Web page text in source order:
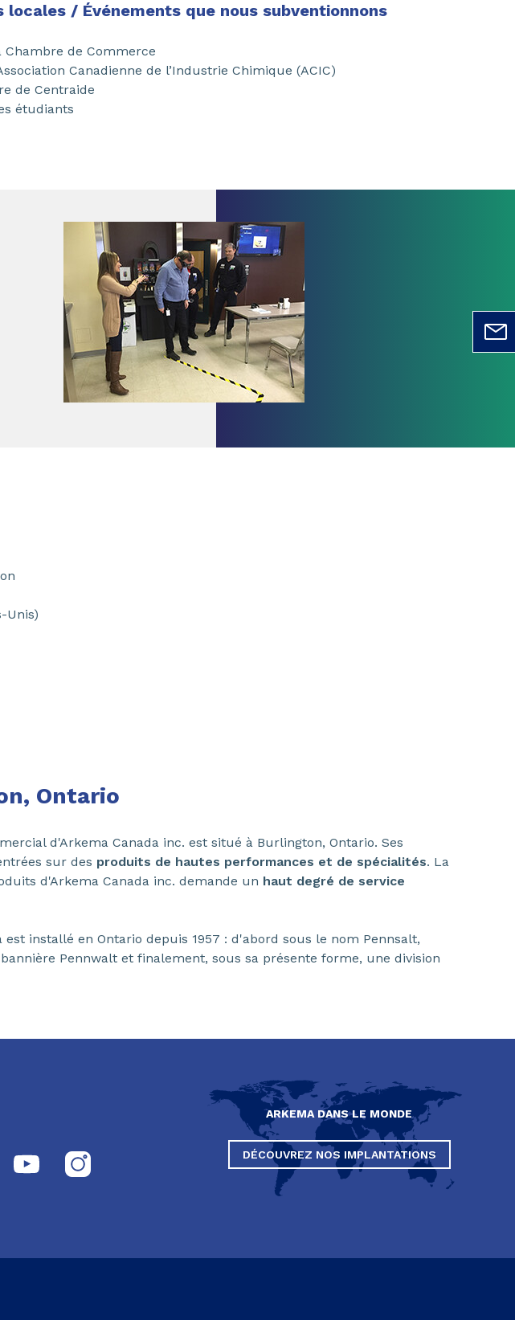
locales / Événements que nous subventionnons
Chambre de Commerce
Canadienne de l’Industrie Chimique (ACIC)
de Centraide
étudiants
Unis)
Ontario
d'Arkema Canada inc. est situé à Burlington, Ontario. Ses
sur des produits de hautes performances et de spécialités. La
d'Arkema Canada inc. demande un haut degré de service
est installé en Ontario depuis 1957 : d'abord sous le nom Pennsalt,
Pennwalt et finalement, sous sa présente forme, une division
ARKEMA DANS LE MONDE
DÉCOUVREZ NOS IMPLANTATIONS